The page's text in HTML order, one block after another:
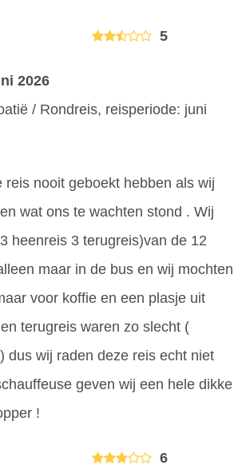
5
2026
/ Rondreis, reisperiode: juni
reis nooit geboekt hebben als wij
wat ons te wachten stond . Wij
heenreis 3 terugreis)van de 12
maar in de bus en wij mochten
voor koffie en een plasje uit
terugreis waren zo slecht (
dus wij raden deze reis echt niet
geven wij een hele dikke
!
6